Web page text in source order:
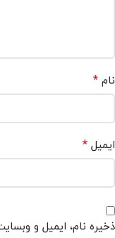
نام *
ایمیل *
ذخیره نام، ایمیل و